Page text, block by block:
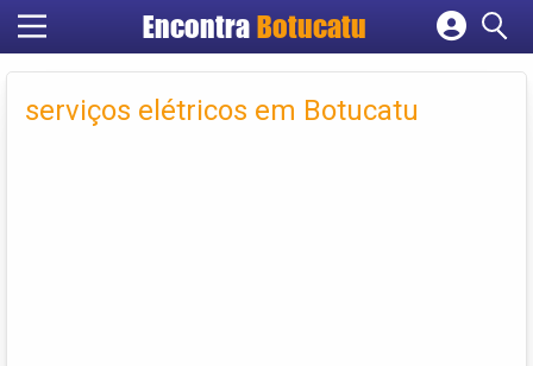
EncontraBotucatu
Cadastrar empresa
Criar conta
serviços elétricos em Botucatu